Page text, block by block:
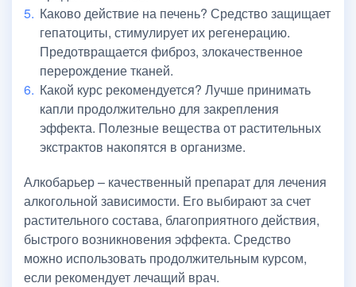
Каково действие на печень? Средство защищает
гепатоциты, стимулирует их регенерацию.
Предотвращается фиброз, злокачественное
перерождение тканей.
Какой курс рекомендуется? Лучше принимать
капли продолжительно для закрепления
эффекта. Полезные вещества от растительных
экстрактов накопятся в организме.
Алкобарьер – качественный препарат для лечения
алкогольной зависимости. Его выбирают за счет
растительного состава, благоприятного действия,
быстрого возникновения эффекта. Средство
можно использовать продолжительным курсом,
если рекомендует лечащий врач.